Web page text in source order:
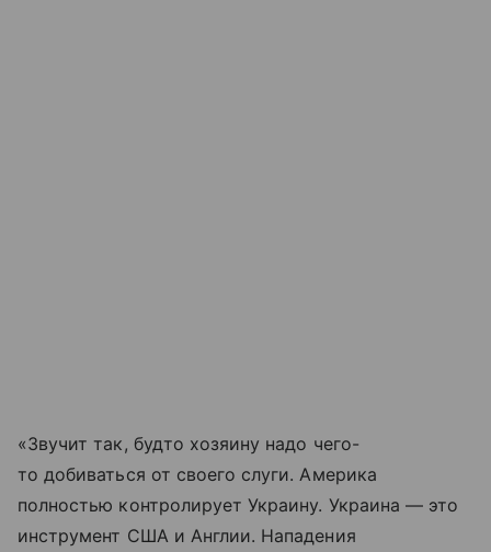
«Звучит так, будто хозяину надо чего-
то добиваться от своего слуги. Америка
полностью контролирует Украину. Украина — это
инструмент США и Англии. Нападения